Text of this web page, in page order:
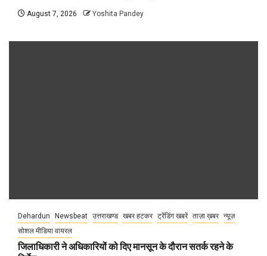
August 7, 2026 Yoshita Pandey
Dehardun Newsbeat उत्तराखण्ड खबर हटकर ट्रेंडिंग खबरें ताज़ा ख़बर न्यूज़
सोशल मीडिया वायरल
जिलाधिकारी ने अधिकारियों को दिए मानसून के दौरान सतर्क रहने के